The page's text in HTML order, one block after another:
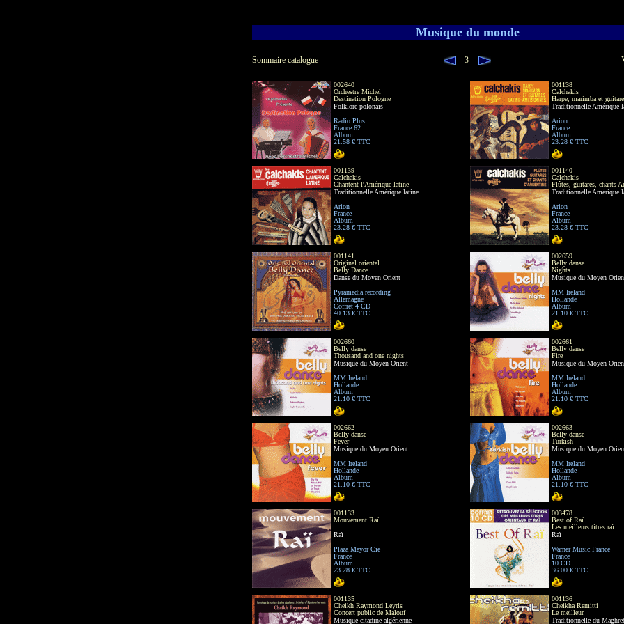
Sommaire catalogue 3
Musique du monde
002640
Orchestre Michel
Destination Pologne
Folklore polonais
Radio Plus
France 62
Album
21.58 € TTC
001138
Calchakis
Harpe, marimba et
Traditionnelle Amérique
Arion
France
Album
23.28 € TTC
001139
Calchakis
Chantent l'Amérique latine
Traditionnelle Amérique latine
Arion
France
Album
23.28 € TTC
001140
Calchakis
Flûtes, guitares, chants
Traditionnelle Amérique
Arion
France
Album
23.28 € TTC
001141
Original oriental
Belly Dance
Danse du Moyen Orient
Pyramedia recording
Allemagne
Coffret 4 CD
40.13 € TTC
002659
Belly danse
Nights
Musique du Moyen
MM Ireland
Hollande
Album
21.10 € TTC
002660
Belly danse
Thousand and one nights
Musique du Moyen Orient
MM Ireland
Hollande
Album
21.10 € TTC
002661
Belly danse
Fire
Musique du Moyen
MM Ireland
Hollande
Album
21.10 € TTC
002662
Belly danse
Fever
Musique du Moyen Orient
MM Ireland
Hollande
Album
21.10 € TTC
002663
Belly danse
Turkish
Musique du Moyen
MM Ireland
Hollande
Album
21.10 € TTC
001133
Mouvement Raï
Raï
Plaza Mayor Cie
France
Album
23.28 € TTC
003478
Best of Raï
Les meilleurs titres raï
Raï
Warner Music France
France
10 CD
36.00 € TTC
001135
Cheikh Raymond Leyris
Concert public de Malouf
Musique citadine algérienne
001136
Cheikha Remitti
Le meilleur
Traditionnelle du